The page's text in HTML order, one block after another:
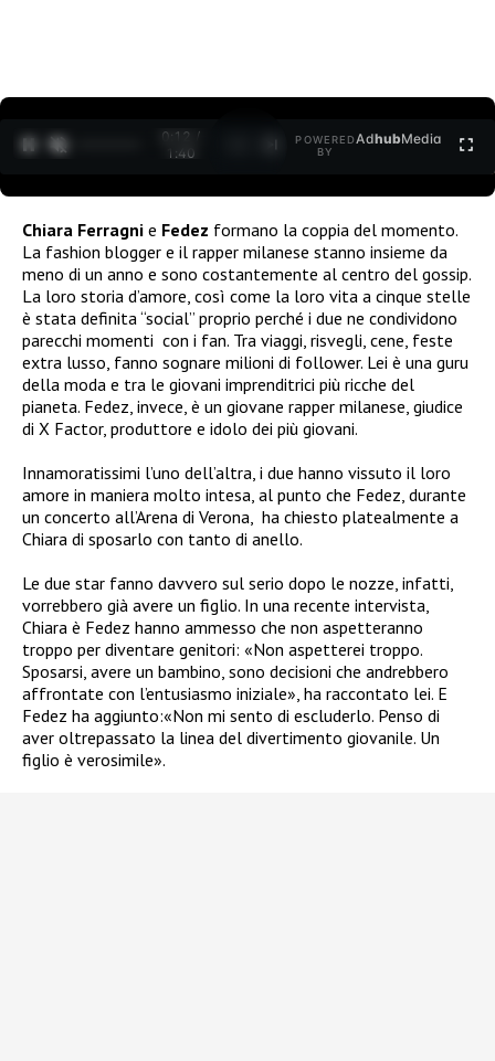
0:12 /
1:40
POWERED
BY
AdhubMedia
Chiara Ferragni e Fedez formano la coppia del momento.
La fashion blogger e il rapper milanese stanno insieme da
meno di un anno e sono costantemente al centro del gossip.
La loro storia d’amore, così come la loro vita a cinque stelle
è stata definita “social” proprio perché i due ne condividono
parecchi momenti con i fan. Tra viaggi, risvegli, cene, feste
extra lusso, fanno sognare milioni di follower. Lei è una guru
della moda e tra le giovani imprenditrici più ricche del
pianeta. Fedez, invece, è un giovane rapper milanese, giudice
di X Factor, produttore e idolo dei più giovani.
Innamoratissimi l’uno dell’altra, i due hanno vissuto il loro
amore in maniera molto intesa, al punto che Fedez, durante
un concerto all’Arena di Verona, ha chiesto platealmente a
Chiara di sposarlo con tanto di anello.
Le due star fanno davvero sul serio dopo le nozze, infatti,
vorrebbero già avere un figlio. In una recente intervista,
Chiara è Fedez hanno ammesso che non aspetteranno
troppo per diventare genitori: «Non aspetterei troppo.
Sposarsi, avere un bambino, sono decisioni che andrebbero
affrontate con l’entusiasmo iniziale», ha raccontato lei. E
Fedez ha aggiunto:«Non mi sento di escluderlo. Penso di
aver oltrepassato la linea del divertimento giovanile. Un
figlio è verosimile».